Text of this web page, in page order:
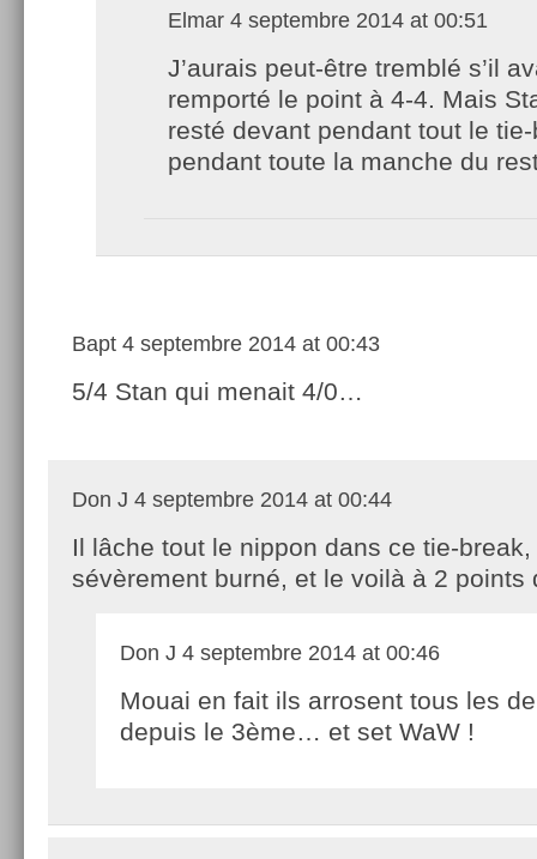
Elmar 4 septembre 2014 at 00:51
J’aurais peut-être tremblé s’il
remporté le point à 4-4. Mais
resté devant pendant tout le
pendant toute la manche du
Bapt 4 septembre 2014 at 00:43
5/4 Stan qui menait 4/0…
Don J 4 septembre 2014 at 00:44
Il lâche tout le nippon dans ce tie-
sévèrement burné, et le voilà à 2 points
Don J 4 septembre 2014 at 00:46
Mouai en fait ils arrosent tous les
depuis le 3ème… et set WaW !